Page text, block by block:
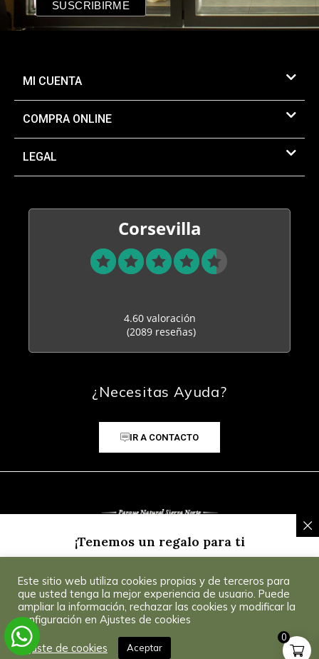
MI CUENTA
COMPRA ONLINE
LEGAL
Corsevilla
4.60 valoración
(2089 reseñas)
¿Necesitas Ayuda?
IR A CONTACTO
© 2025 CoSevilla
¡Tenemos un regalo para ti
descuentopara tu primera compra.Consultar
Condiciones.
¡Consíguelo!
Este sitio web utiliza cookies propias y de terceros para
que usted tenga la mejor experiencia de usuario. Puede
ampliar la información, rechazar las cookies y modificar la
configuración en Ajustes de cookies
Ajuste de cookies Aceptar
0